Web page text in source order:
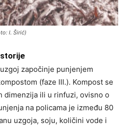
I. Širić)
započinje punjenjem
(faze III.). Kompost se
dimenzija ili u rinfuzi, ovisno o
na policama je između 80
uzgoja, soju, količini vode i